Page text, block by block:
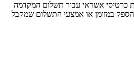
כרטיסי אשראי עבור תשלום המקדמה
במזומן או אמצעי התשלום שמקבל